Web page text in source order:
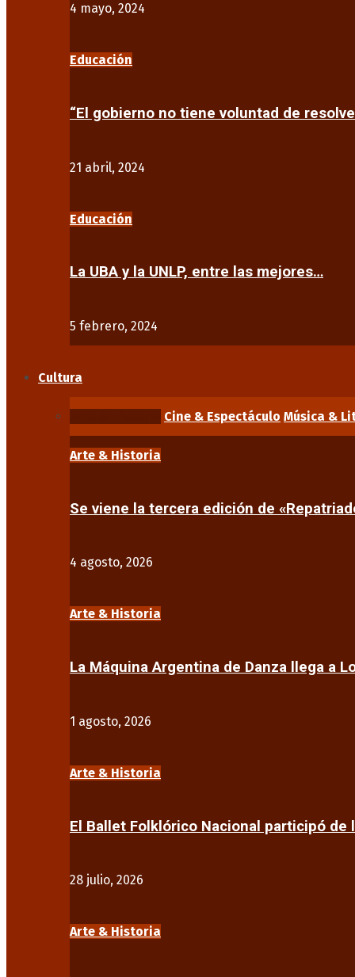
4 mayo, 2024
Educación
“El gobierno no tiene voluntad de
21 abril, 2024
Educación
La UBA y la UNLP, entre las mejores…
5 febrero, 2024
Cultura
Cine & Espectáculo Música &
Arte & Historia
Se viene la tercera edición de
4 agosto, 2026
Arte & Historia
La Máquina Argentina de Danza llega a
1 agosto, 2026
Arte & Historia
El Ballet Folklórico Nacional participó de
28 julio, 2026
Arte & Historia